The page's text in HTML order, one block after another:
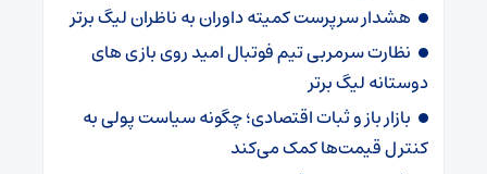
هشدار سرپرست ‌کمیته داوران به ناظران لیگ برتر
نظارت سرمربی تیم‌ فوتبال امید روی بازی های
دوستانه لیگ برتر
بازار باز و ثبات اقتصادی؛ چگونه سیاست پولی به
کنترل قیمت‌ها کمک می‌کند